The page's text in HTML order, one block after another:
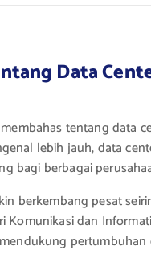
Data
tentang data
lebih jauh, data
bagi berbagai
berkembang pesat
Komunikasi dan
pertumbuhan